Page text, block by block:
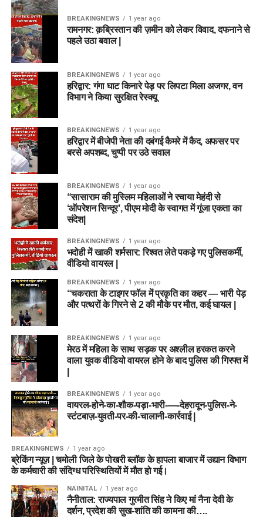
BREAKINGNEWS 1 year ago
रामनगर: क़ब्रिस्तान की ज़मीन को लेकर विवाद, दफनाने से
पहले उठा बवाल |
BREAKINGNEWS 1 year ago
हरिद्वार: गंगा घाट किनारे पेड़ पर लिपटा मिला अजगर, वन
विभाग ने किया सुरक्षित रेस्क्यू
BREAKINGNEWS 1 year ago
हरिद्वार में बीजेपी नेता की दबंगई कैमरे में कैद, अफसर पर
बरसे अपशब्द, चुप्पी पर उठे सवाल
BREAKINGNEWS 1 year ago
“सासाराम की मुस्लिम महिलाओं ने रचाया मेहंदी से
‘ऑपरेशन सिन्दूर’, पीएम मोदी के स्वागत में गूंजा एकता का
संदेश|
BREAKINGNEWS 1 year ago
भदोही में खाकी शर्मसार: रिश्वत लेते पकड़े गए पुलिसकर्मी,
वीडियो वायरल |
BREAKINGNEWS 1 year ago
“चकराता के टाइगर फॉल में प्रकृति का कहर — भारी पेड़
और पत्थरों के गिरने से 2 की मौके पर मौत, कई घायल |
BREAKINGNEWS 1 year ago
मेरठ में महिला के साथ सड़क पर अश्लील हरकत करने
वाला युवक वीडियो वायरल होने के बाद पुलिस की गिरफ्त में
BREAKINGNEWS 1 year ago
वायरल-होने-का-शौक-पड़ा-भारी-—-देहरादून-पुलिस-ने-
स्टंटबाज़-युवती-पर-की-चालानी-कार्रवाई |
BREAKINGNEWS 1 year ago
ब्रेकिंग न्यूज़ | चमोली जिले के पोखरी ब्लॉक के हापला बाजार में उद्यान विभाग
के कर्मचारी की संदिग्ध परिस्थितियों में मौत हो गई।
NAINITAL 1 year ago
नैनीताल: राज्यपाल गुरमीत सिंह ने किए मां नैना देवी के
दर्शन, प्रदेश की सुख-शांति की कामना की….